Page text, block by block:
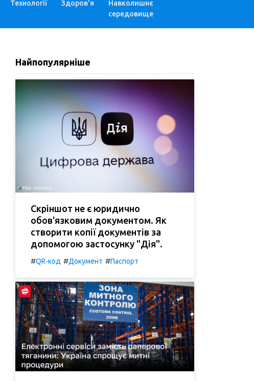
Технології Здоров'я
Навколишнє
середовище
Найпопулярніше
Скріншот не є юридично
обов'язковим документом. Як
створити копії документів за
допомогою застосунку "Дія".
#QR-код #Документ #Паспорт